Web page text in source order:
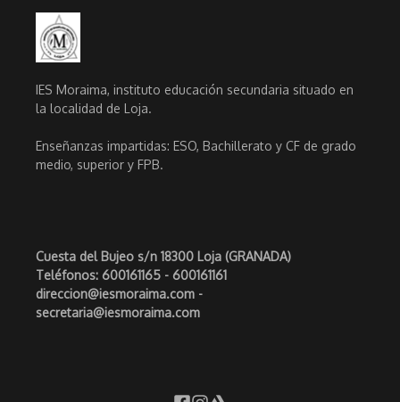
IES Moraima, instituto educación secundaria situado en
la localidad de Loja.
Enseñanzas impartidas: ESO, Bachillerato y CF de grado
medio, superior y FPB.
Cuesta del Bujeo s/n 18300 Loja (GRANADA)
Teléfonos: 600161165 - 600161161
direccion@iesmoraima.com -
secretaria@iesmoraima.com